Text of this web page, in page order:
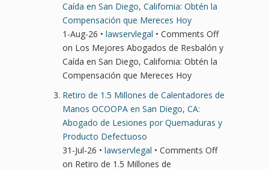
Caída en San Diego, California: Obtén la
Compensación que Mereces Hoy
1-Aug-26 • lawservlegal • Comments Off
on Los Mejores Abogados de Resbalón y
Caída en San Diego, California: Obtén la
Compensación que Mereces Hoy
Retiro de 1.5 Millones de Calentadores de
Manos OCOOPA en San Diego, CA:
Abogado de Lesiones por Quemaduras y
Producto Defectuoso
31-Jul-26 • lawservlegal • Comments Off
on Retiro de 1.5 Millones de